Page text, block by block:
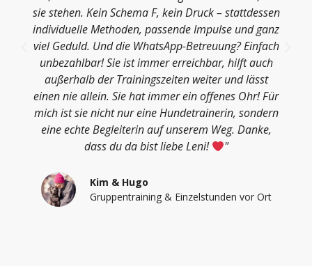
sie stehen. Kein Schema F, kein Druck – stattdessen
individuelle Methoden, passende Impulse und ganz
viel Geduld. Und die WhatsApp-Betreuung? Einfach
unbezahlbar! Sie ist immer erreichbar, hilft auch
außerhalb der Trainingszeiten weiter und lässt
einen nie allein. Sie hat immer ein offenes Ohr! Für
mich ist sie nicht nur eine Hundetrainerin, sondern
eine echte Begleiterin auf unserem Weg. Danke,
dass du da bist liebe Leni!
"
Kim & Hugo
Gruppentraining & Einzelstunden vor Ort